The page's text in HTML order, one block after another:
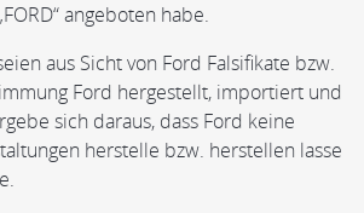
angeboten habe.
aus Sicht von Ford Falsifikate bzw.
Ford hergestellt, importiert und
sich daraus, dass Ford keine
herstelle bzw. herstellen lasse